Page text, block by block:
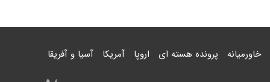
خاورمیانه پرونده هسته ای اروپا آمریکا آسیا و آفریقا